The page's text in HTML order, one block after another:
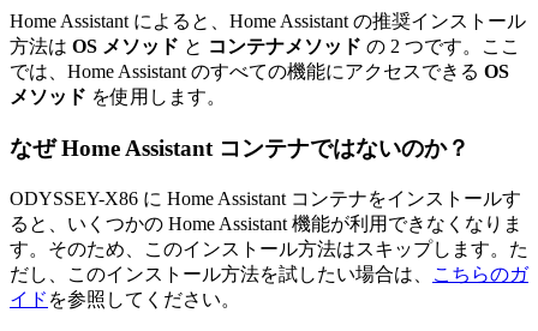
Home Assistant によると、Home Assistant の推奨インストール
方法は OS メソッド と コンテナメソッド の 2 つです。ここ
では、Home Assistant のすべての機能にアクセスできる OS
メソッド を使用します。
なぜ Home Assistant コンテナではないのか？
ODYSSEY-X86 に Home Assistant コンテナをインストールす
ると、いくつかの Home Assistant 機能が利用できなくなりま
す。そのため、このインストール方法はスキップします。た
だし、このインストール方法を試したい場合は、
こちらのガ
イド を参照してください。